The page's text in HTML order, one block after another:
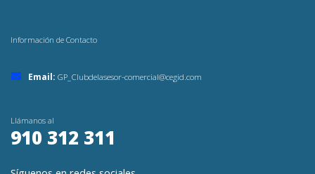
Información de Contacto
Email: GP_Clubdelasesor-comercial@cegid.com
Llámanos al
910 312 311